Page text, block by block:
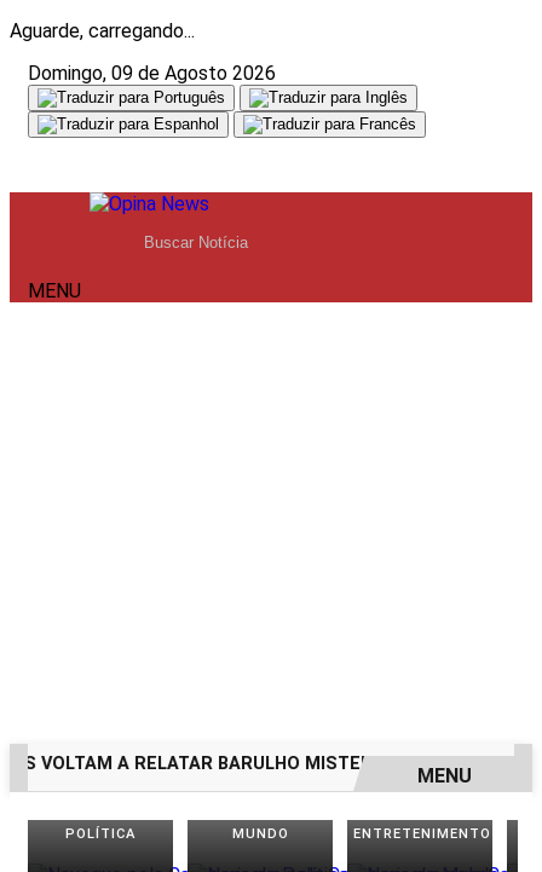
Aguarde, carregando...
Domingo, 09 de Agosto 2026
MENU
A RELATAR BARULHO MISTERIOSO VINDO DO MAR
EM ALTA
MENU
POLÍTICA MUNDO ENTRETENIMENTO